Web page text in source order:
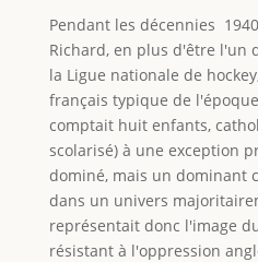
Pendant les décennies
Richard, en plus d'être l'un
la Ligue nationale de
français typique de
comptait huit enfants,
scolarisé) à une exception
dominé, mais un dominant
dans un univers
représentait donc l'image
résistant à l'oppression